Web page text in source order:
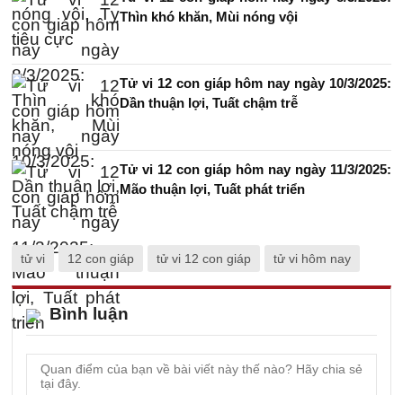
Thìn khó khăn, Mùi nóng vội
Tử vi 12 con giáp hôm nay ngày 10/3/2025:
Dần thuận lợi, Tuất chậm trễ
Tử vi 12 con giáp hôm nay ngày 11/3/2025:
Mão thuận lợi, Tuất phát triển
tử vi 12 con giáp tử vi 12 con giáp tử vi hôm nay
Bình luận